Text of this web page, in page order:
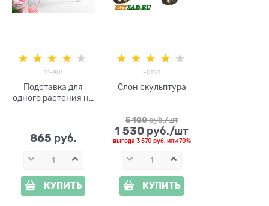
14-901
Подставка для
одного растения на
865 руб.
КУПИТЬ
F01171
Слон скульптура
5 100 руб./шт
1 530 руб./шт
выгода 3 570 руб. или70%
КУПИТЬ